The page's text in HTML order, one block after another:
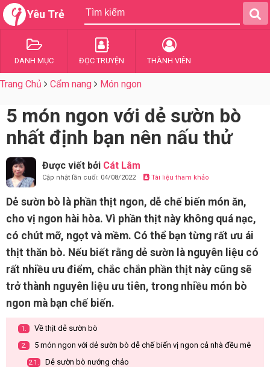
Yêu Trẻ
DANH MỤC ĐỌC TRUYỆN THÀNH VIÊN
Trang Chủ Cẩm nang Món ngon
5 món ngon với dẻ sườn bò
nhất định bạn nên nấu thử
Được viết bởi Cát Lâm
Cập nhật lần cuối: 04/08/2022 Tài liệu tham khảo
Dẻ sườn bò là phần thịt ngon, dễ chế biến món ăn,
cho vị ngon hài hòa. Vì phần thịt này không quá nạc,
có chút mỡ, ngọt và mềm. Có thể bạn từng rất ưu ái
thịt thăn bò. Nếu biết rằng dẻ sườn là nguyên liệu có
rất nhiều ưu điểm, chắc chắn phần thịt này cũng sẽ
trở thành nguyên liệu ưu tiên, trong nhiều món bò
ngon mà bạn chế biến.
1. Về thịt dẻ sườn bò
2. 5 món ngon với dẻ sườn bò dễ chế biến vị ngon cả nhà đều mê
2.1. Dẻ sườn bò nướng chảo